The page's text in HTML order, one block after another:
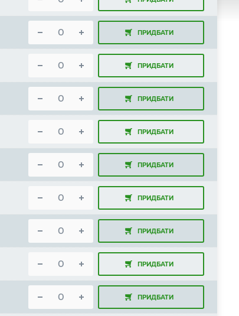
ПРИДБАТИ
ПРИДБАТИ
ПРИДБАТИ
ПРИДБАТИ
ПРИДБАТИ
ПРИДБАТИ
ПРИДБАТИ
ПРИДБАТИ
ПРИДБАТИ